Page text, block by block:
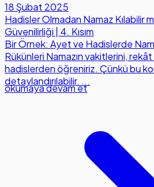
18 Şubat 2025
Hadisler Olmadan Namaz Kılabilir
Güvenilirliği | 4. Kısım
Bir Örnek: Ayet ve Hadislerde
Rükünleri Namazın vakitlerini, rekât
hadislerden öğreniriz. Çünkü bu
detaylandırılabilir. ...
okumaya devam et